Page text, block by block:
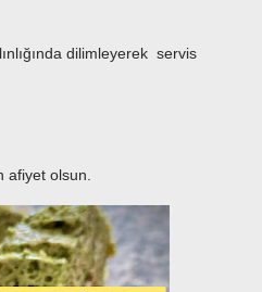
dilimleyerek servis
afiyet olsun.